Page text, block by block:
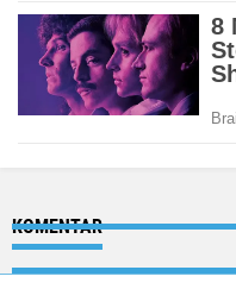
KOMENTAR